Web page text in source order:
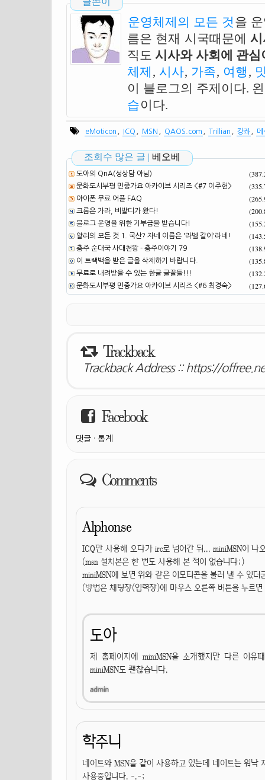
운영체제의 모든 것 을
름은 현재 시국때문에
직도 시사와 사회에 관
체제 , 시사, 가족, 여행 ,
이 블로그의 주제이다.
습이다.
eMoticon ICQ MSN QAOS.com Trillian 강좌 메
조회수 많은 글 | 베오베
도아의 QnA(성상담 아님)
문화도시부평 민중가요 아카이브 시리즈 <#7 이주헌>
아이폰 무료 어플 FAQ
크롬은 가라, 비발디가 왔다!
블로그 운영을 위한 기부금을 받습니다!
알리의 모든 것 1. 국산? 자네 이름은 '라벨 갈이'라네!
충주 순대국 사대천왕 - 충주이야기 79
이 트랙백을 받은 글을 삭제하기 바랍니다.
무료로 내려받을 수 있는 한글 글꼴들!!!
문화도시부평 민중가요 아카이브 시리즈 <#6 최경숙>
Trackback
Trackback Address :: https://
Facebook
댓글 · 통계
Comments
Alphonse
ICQ만 사용해 오다가 irc로 넘어간 뒤... miniMSN이 나
(msn 설치본은 한 번도 사용해 본 적이 없습니다;)
miniMSN에 보면 위와 같은 이모티콘을 불러 낼 수 있
(방법은 채팅창(입력창)에 마우스 오른쪽 버튼을 누르
도아
제 홈페이지에 miniMSN을 소개했지만 다른 이유
miniMSN도 괜찮습니다.
학주니
네이트와 MSN을 같이 사용하고 있는데 네이트는 워낙
사용중입니다. -.-;